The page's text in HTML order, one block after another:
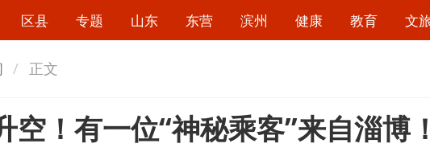
区县 专题 山东 东营 滨州 健康 教育 文
正文
！有一位“神秘乘客”来自淄博！